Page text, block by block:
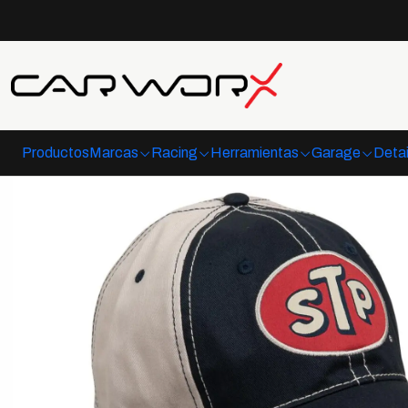
ProductosMarcas Racing Herramientas Garage